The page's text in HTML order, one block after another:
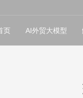
页 AI外贸大模型